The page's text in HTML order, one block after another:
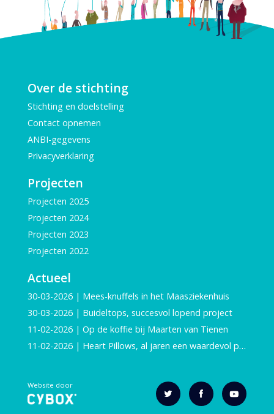
Over de stichting
Stichting en doelstelling
Contact opnemen
ANBI-gegevens
Privacyverklaring
Projecten
Projecten 2025
Projecten 2024
Projecten 2023
Projecten 2022
Actueel
30-03-2026 | Mees-knuffels in het Maasziekenhuis
30-03-2026 | Buideltops, succesvol lopend project
11-02-2026 | Op de koffie bij Maarten van Tienen
11-02-2026 | Heart Pillows, al jaren een waardevol project
Website door